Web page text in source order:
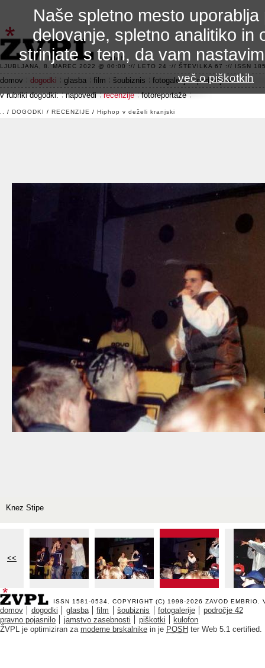
3.2 alfa R
LJUBLJANA, 8. MAREC 2022 @ 00:00 :// LETO 24 :// ŠTEVILKA 67 :// ISSN
domov dogodki glasba film šoubiznis fotogalerije
področje 42
v rubriki dogodki:
napovedi recenzije fotoreportaže
/ DOGODKI / RECENZIJE / Hiphop v deželi kranjski
Knez Stipe
<<
ISSN 1581-0534. COPYRIGHT (C) 1998-2026 ZAVOD EMBRIO .
domov dogodki glasba film šoubiznis fotogalerije
področje 42
pravno pojasnilo
jamstvo zasebnosti piškotki
kulofon
ŽVPL je optimiziran za moderne brskalnike in je POSH ter Web 5.1 certified.
Naše spletno mesto
delovanje, spletno analitiko in
strinjate s tem, da vam
več o piškotkih